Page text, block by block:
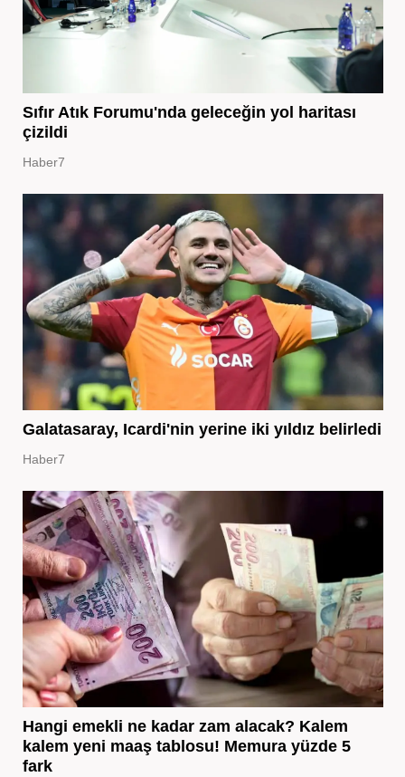
Sıfır Atık Forumu'nda geleceğin yol haritası
çizildi
Haber7
Galatasaray, Icardi'nin yerine iki yıldız belirledi
Haber7
Hangi emekli ne kadar zam alacak? Kalem
kalem yeni maaş tablosu! Memura yüzde 5
fark